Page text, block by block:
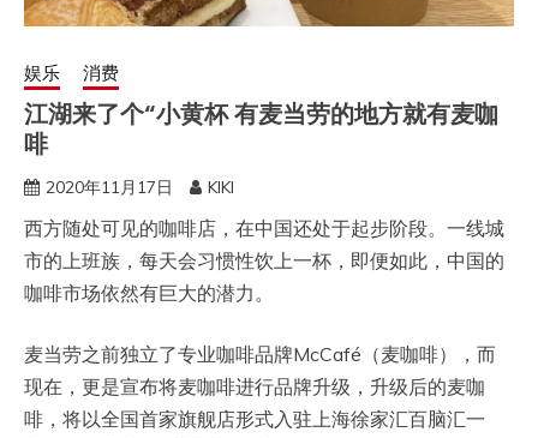
娱乐 消费
江湖来了个“小黄杯 有麦当劳的地方就有麦咖
啡
2020年11月17日 KIKI
西方随处可见的咖啡店，在中国还处于起步阶段。一线城
市的上班族，每天会习惯性饮上一杯，即便如此，中国的
咖啡市场依然有巨大的潜力。
麦当劳之前独立了专业咖啡品牌McCafé（麦咖啡），而
现在，更是宣布将麦咖啡进行品牌升级，升级后的麦咖
啡，将以全国首家旗舰店形式入驻上海徐家汇百脑汇一